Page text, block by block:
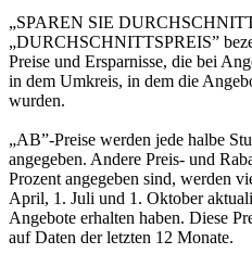
„SPAREN SIE
„DURCHSCHNITTSPREIS”
Preise und Ersparnisse, die bei
in dem Umkreis, in dem die
wurden.
„AB”-Preise werden jede halbe
angegeben. Andere Preis- und
Prozent angegeben sind, werden
April, 1. Juli und 1. Oktober
Angebote erhalten haben. Diese
auf Daten der letzten 12 Monate.